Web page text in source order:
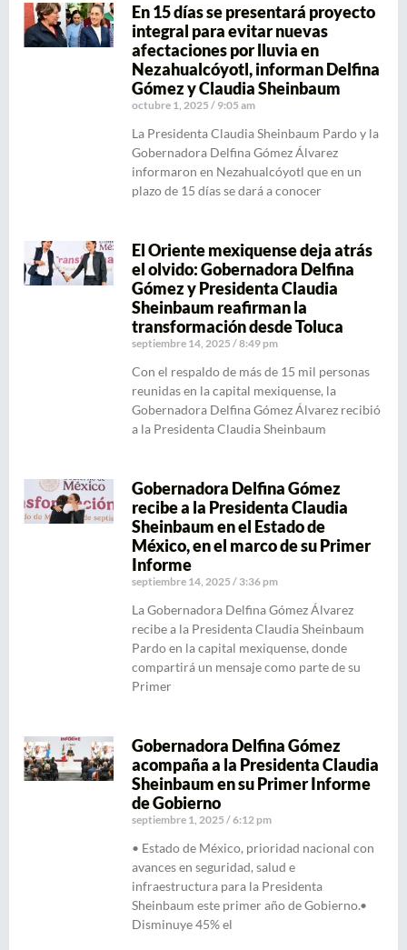
En 15 días se presentará proyecto
integral para evitar nuevas
afectaciones por lluvia en
Nezahualcóyotl, informan Delfina
Gómez y Claudia Sheinbaum
octubre 1, 2025 9:05 am
La Presidenta Claudia Sheinbaum Pardo y la
Gobernadora Delfina Gómez Álvarez
informaron en Nezahualcóyotl que en un
plazo de 15 días se dará a conocer
El Oriente mexiquense deja atrás
el olvido: Gobernadora Delfina
Gómez y Presidenta Claudia
Sheinbaum reafirman la
transformación desde Toluca
septiembre 14, 2025 8:49 pm
Con el respaldo de más de 15 mil personas
reunidas en la capital mexiquense, la
Gobernadora Delfina Gómez Álvarez recibió
a la Presidenta Claudia Sheinbaum
Gobernadora Delfina Gómez
recibe a la Presidenta Claudia
Sheinbaum en el Estado de
México, en el marco de su Primer
Informe
septiembre 14, 2025 3:36 pm
La Gobernadora Delfina Gómez Álvarez
recibe a la Presidenta Claudia Sheinbaum
Pardo en la capital mexiquense, donde
compartirá un mensaje como parte de su
Primer
Gobernadora Delfina Gómez
acompaña a la Presidenta Claudia
Sheinbaum en su Primer Informe
de Gobierno
septiembre 1, 2025 6:12 pm
• Estado de México, prioridad nacional con
avances en seguridad, salud e
infraestructura para la Presidenta
Sheinbaum este primer año de Gobierno.•
Disminuye 45% el